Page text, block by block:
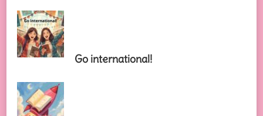
Go international!